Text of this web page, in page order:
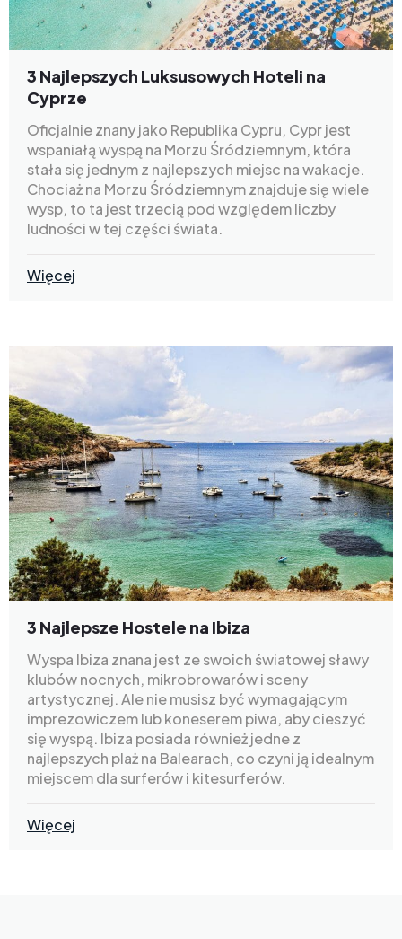
3 Najlepszych Luksusowych Hoteli na
Cyprze
Oficjalnie znany jako Republika Cypru, Cypr jest
wspaniałą wyspą na Morzu Śródziemnym, która
stała się jednym z najlepszych miejsc na wakacje.
Chociaż na Morzu Śródziemnym znajduje się wiele
wysp, to ta jest trzecią pod względem liczby
ludności w tej części świata.
Więcej
3 Najlepsze Hostele na Ibiza
Wyspa Ibiza znana jest ze swoich światowej sławy
klubów nocnych, mikrobrowarów i sceny
artystycznej. Ale nie musisz być wymagającym
imprezowiczem lub koneserem piwa, aby cieszyć
się wyspą. Ibiza posiada również jedne z
najlepszych plaż na Balearach, co czyni ją idealnym
miejscem dla surferów i kitesurferów.
Więcej